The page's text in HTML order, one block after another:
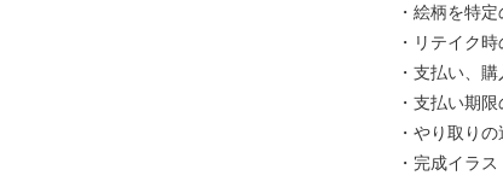
・絵柄を特
・リテイク
・支払い、
・支払い期
・やり取り
・完成イラ